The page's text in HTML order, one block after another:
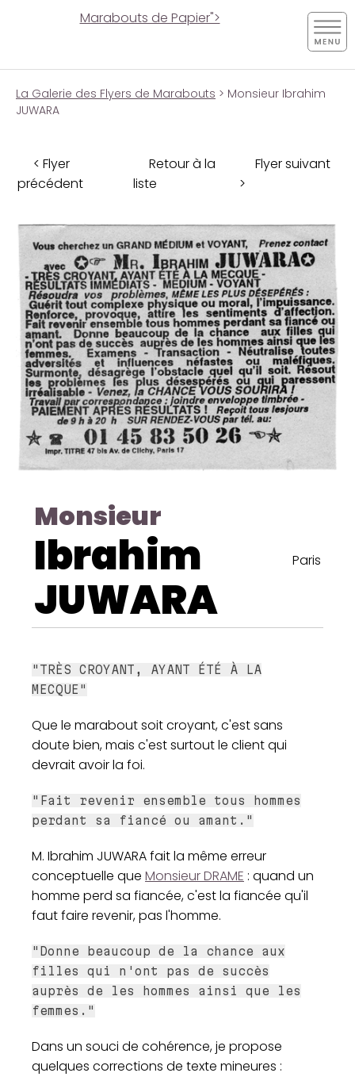
Marabouts de Papier">
La Galerie des Flyers de Marabouts > Monsieur Ibrahim
JUWARA
< Flyer
précédent
Retour à la
liste
Flyer suivant
>
Monsieur
Ibrahim
JUWARA
Paris
"TRÈS CROYANT, AYANT ÉTÉ À LA
MECQUE"
Que le marabout soit croyant, c'est sans
doute bien, mais c'est surtout le client qui
devrait avoir la foi.
"Fait revenir ensemble tous hommes
perdant sa fiancé ou amant."
M. Ibrahim JUWARA fait la même erreur
conceptuelle que Monsieur DRAME : quand un
homme perd sa fiancée, c'est la fiancée qu'il
faut faire revenir, pas l'homme.
"Donne beaucoup de la chance aux
filles qui n'ont pas de succès
auprès de les hommes ainsi que les
femmes."
Dans un souci de cohérence, je propose
quelques corrections de texte mineures :